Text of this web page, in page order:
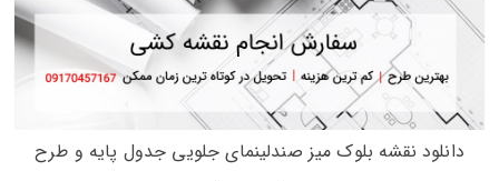
دانلود نقشه بلوک میز صندلینمای جلویی جدول پایه و طرح